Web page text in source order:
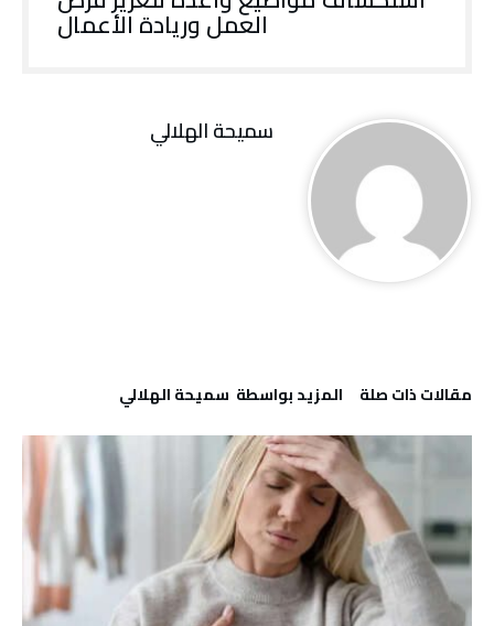
العمل وريادة الأعمال
سميحة الهلالي
‫مقالات ذات صلة‬ ‫‫المزيد بواسطة‬ ‬ سميحة الهلالي